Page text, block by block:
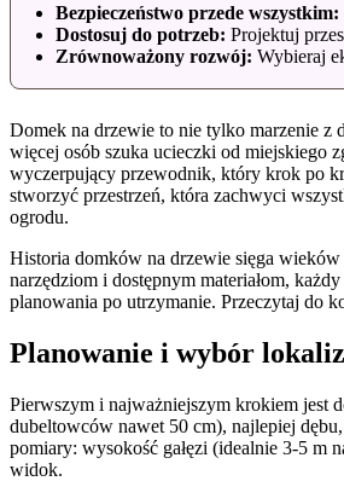
Bezpieczeństwo przede wszystkim:
Dostosuj do potrzeb: Projektuj
Zrównoważony rozwój: Wybieraj
Domek na drzewie to nie tylko marzenie z
więcej osób szuka ucieczki od miejskiego
wyczerpujący przewodnik, który krok po
stworzyć przestrzeń, która zachwyci
ogrodu.
Historia domków na drzewie sięga
narzędziom i dostępnym materiałom,
planowania po utrzymanie. Przeczytaj do
Planowanie i wybór
Pierwszym i najważniejszym krokiem jest
dubeltowców nawet 50 cm), najlepiej
pomiary: wysokość gałęzi (idealnie 3-5
widok.